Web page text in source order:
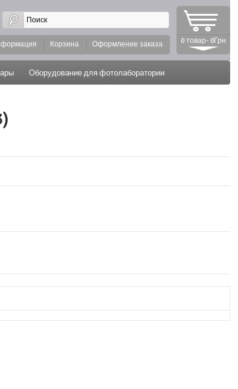
0 товар- 0Грн
Корзина Оформление заказа
Оборудование для фотолаборатории